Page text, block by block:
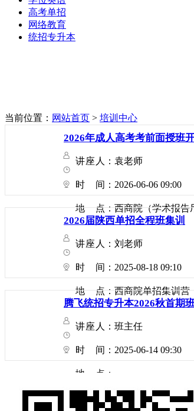
高考单招
网络教育
统招专升本
当前位置： 网站首页 > 培训中心
2026年成人高考考前面授班
讲座人 ：袁老师
时间 ：2026-06-06 09:00
地点：西商院（学术报告
2026届陕西单招全程班集训
讲座人 ：刘老师
时间 ：2025-08-18 09:10
地点：西商院单招集训营
腾飞统招专升本2026秋首期
讲座人 ：班主任
时间 ：2025-06-14 09:30
地点 ：